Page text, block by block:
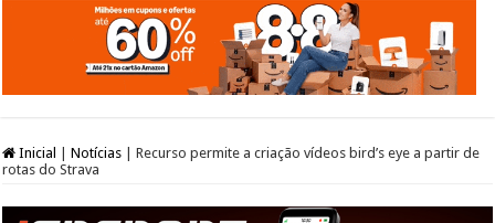
Inicial Notícias
Recurso permite a criação vídeos bird’s eye a partir de
rotas do Strava